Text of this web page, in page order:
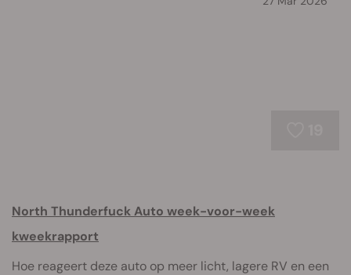
North Thunderfuck Auto week-voor-week
kweekrapport
Hoe reageert deze auto op meer licht, lagere RV en een